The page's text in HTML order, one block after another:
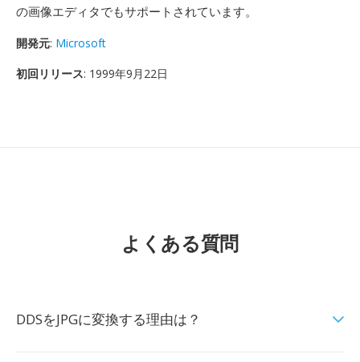
の画像エディタでもサポートされています。
開発元: Microsoft
初回リリース: 1999年9月22日
よくある質問
DDSをJPGに変換する理由は？